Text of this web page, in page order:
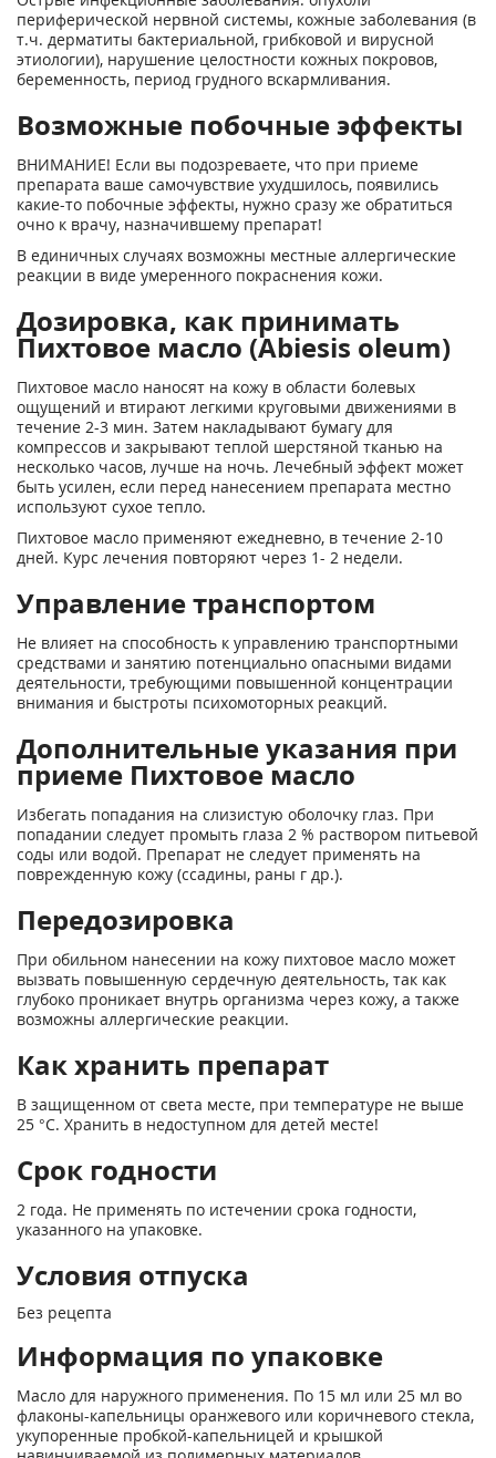
периферической нервной системы, кожные заболевания (в
т.ч. дерматиты бактериальной, грибковой и вирусной
этиологии), нарушение целостности кожных покровов,
беременность, период грудного вскармливания.
Возможные побочные эффекты
ВНИМАНИЕ! Если вы подозреваете, что при приеме
препарата ваше самочувствие ухудшилось, появились
какие-то побочные эффекты, нужно сразу же обратиться
очно к врачу, назначившему препарат!
В единичных случаях возможны местные аллергические
реакции в виде умеренного покраснения кожи.
Дозировка, как принимать
Пихтовое масло (Abiesis oleum)
Пихтовое масло наносят на кожу в области болевых
ощущений и втирают легкими круговыми движениями в
течение 2-3 мин. Затем накладывают бумагу для
компрессов и закрывают теплой шерстяной тканью на
несколько часов, лучше на ночь. Лечебный эффект может
быть усилен, если перед нанесением препарата местно
используют сухое тепло.
Пихтовое масло применяют ежедневно, в течение 2-10
дней. Курс лечения повторяют через 1- 2 недели.
Управление транспортом
Не влияет на способность к управлению транспортными
средствами и занятию потенциально опасными видами
деятельности, требующими повышенной концентрации
внимания и быстроты психомоторных реакций.
Дополнительные указания при
приеме Пихтовое масло
Избегать попадания на слизистую оболочку глаз. При
попадании следует промыть глаза 2 % раствором питьевой
соды или водой. Препарат не следует применять на
поврежденную кожу (ссадины, раны г др.).
Передозировка
При обильном нанесении на кожу пихтовое масло может
вызвать повышенную сердечную деятельность, так как
глубоко проникает внутрь организма через кожу, а также
возможны аллергические реакции.
Как хранить препарат
В защищенном от света месте, при температуре не выше
25 °С. Хранить в недоступном для детей месте!
Срок годности
2 года. Не применять по истечении срока годности,
указанного на упаковке.
Условия отпуска
Без рецепта
Информация по упаковке
Масло для наружного применения. По 15 мл или 25 мл во
флаконы-капельницы оранжевого или коричневого стекла,
укупоренные пробкой-капельницей и крышкой